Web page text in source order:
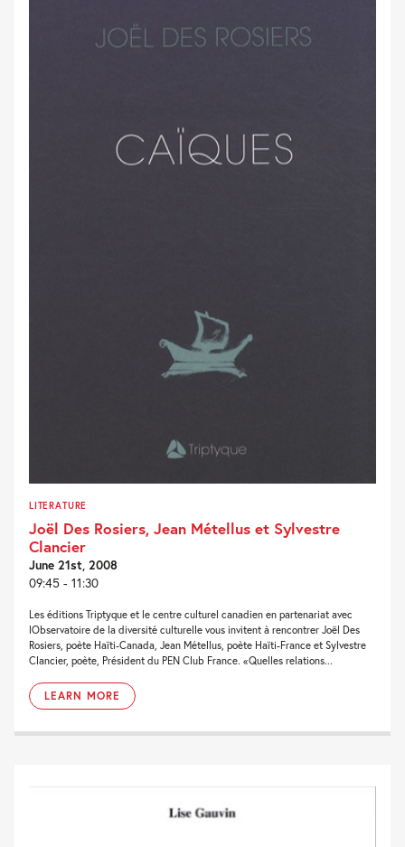
LITERATURE
Joël Des Rosiers, Jean Métellus et Sylvestre
Clancier
June 21st, 2008
09:45 - 11:30
Les éditions Triptyque et le centre culturel canadien en partenariat avec
lObservatoire de la diversité culturelle vous invitent à rencontrer Joël Des
Rosiers, poète Haïti-Canada, Jean Métellus, poète Haïti-France et Sylvestre
Clancier, poète, Président du PEN Club France. «Quelles relations...
LEARN MORE